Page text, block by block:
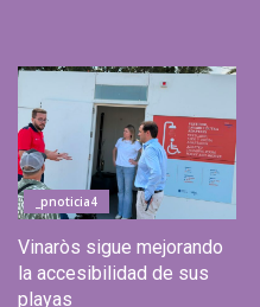
_pnoticia4
Vinaròs sigue mejorando
la accesibilidad de sus
playas